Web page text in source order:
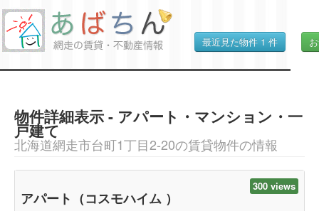
最近見た物件 1 件
物件詳細表示 - アパート・マンション・一
戸建て
北海道網走市台町1丁目2-20の賃貸物件の情報
300 views
アパート（コスモハイム ）